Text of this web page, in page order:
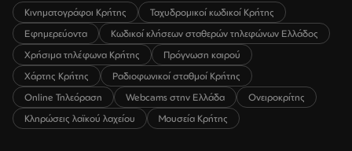
Κινηματογράφοι Κρήτης
Ταχυδρομικοί κωδικοί Κρήτης
Εφημερεύοντα
Κωδικοί κλήσεων σταθερών τηλεφώνων Ελλάδος
Χρήσιμα τηλέφωνα Κρήτης
Πρόγνωση καιρού
Χάρτης Κρήτης
Ραδιοφωνικοί σταθμοί Κρήτης
Online Τηλεόραση
Webcams στην Ελλάδα
Ονειροκρίτης
Κληρώσεις λαϊκού λαχείου
Μουσεία Κρήτης